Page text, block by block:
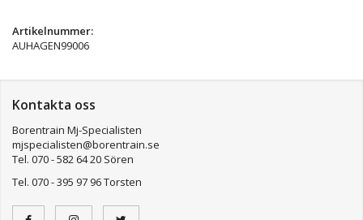
Artikelnummer:
AUHAGEN99006
Kontakta oss
Borentrain Mj-Specialisten
mjspecialisten@borentrain.se
Tel. 070 - 582 64 20 Sören
Tel. 070 - 395 97 96 Torsten